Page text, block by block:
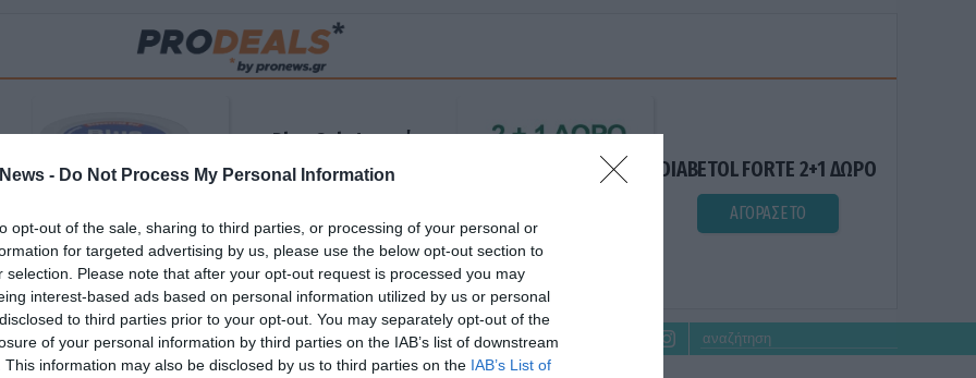
- Do Not Process My Personal Information
opt-out of the sale, sharing to third parties, or processing of your personal or
for targeted advertising by us, please use the below opt-out section to
selection. Please note that after your opt-out request is processed you may
interest-based ads based on personal information utilized by us or personal
to third parties prior to your opt-out. You may separately opt-out of the
of your personal information by third parties on the IAB’s list of downstream
This information may also be disclosed by us to third parties on the IAB’s List of
Blue Gel: Φυσική
ανακούφιση & χαλάρωση
ΑΓΟΡΑΣΕ ΤΟ
DIABETOL FORTE 2+1 ΔΩΡΟ
ΑΓΟΡΑΣΕ ΤΟ